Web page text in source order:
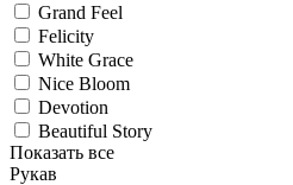
Grand Feel
Felicity
White Grace
Nice Bloom
Devotion
Beautiful Story
Показать все
Рукав